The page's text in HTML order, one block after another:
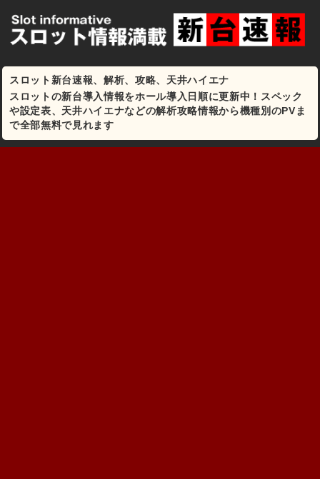
スロット新台速報、解析、攻略、天井ハイエナ
スロットの新台導入情報をホール導入日順に更新中！スペック
や設定表、天井ハイエナなどの解析攻略情報から機種別のPVま
で全部無料で見れます